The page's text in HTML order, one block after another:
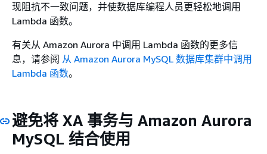
现阻抗不一致问题，并使数据库编程人员更轻松地调用
Lambda 函数。
有关从 Amazon Aurora 中调用 Lambda 函数的更多信
息，请参阅 从 Amazon Aurora MySQL 数据库集群中调用
Lambda 函数。
避免将 XA 事务与 Amazon Aurora
MySQL 结合使用